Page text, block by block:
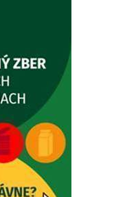
komunálny odpad.
odpad.